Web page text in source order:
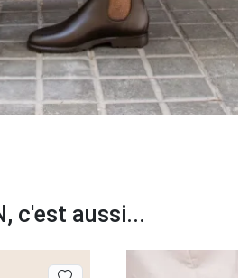
c'est aussi...